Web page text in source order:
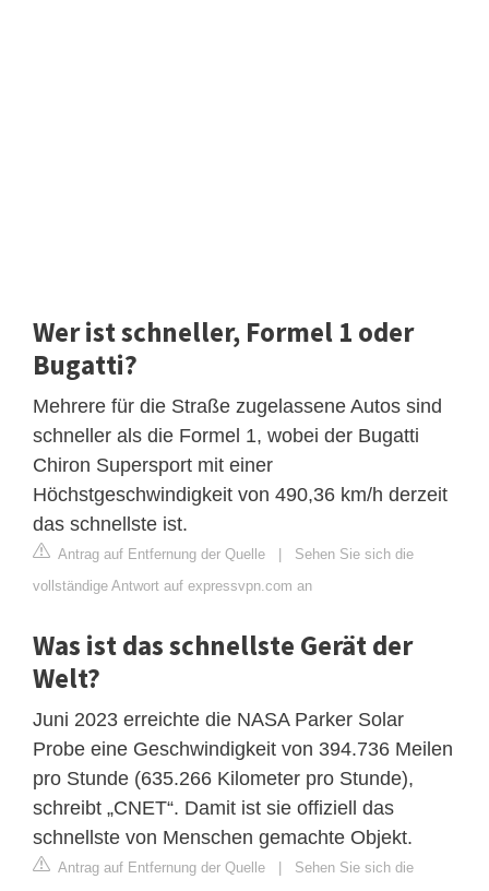
Wer ist schneller, Formel 1 oder
Bugatti?
Mehrere für die Straße zugelassene Autos sind
schneller als die Formel 1, wobei der Bugatti
Chiron Supersport mit einer
Höchstgeschwindigkeit von 490,36 km/h derzeit
das schnellste ist.
Antrag auf Entfernung der Quelle
Sehen Sie sich die
vollständige Antwort auf expressvpn.com an
Was ist das schnellste Gerät der
Welt?
Juni 2023 erreichte die NASA Parker Solar
Probe eine Geschwindigkeit von 394.736 Meilen
pro Stunde (635.266 Kilometer pro Stunde),
schreibt „CNET“. Damit ist sie offiziell das
schnellste von Menschen gemachte Objekt.
Antrag auf Entfernung der Quelle
Sehen Sie sich die